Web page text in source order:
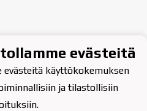
evästeitä
evästeitä käyttökokemuksen
ja tilastollisiin